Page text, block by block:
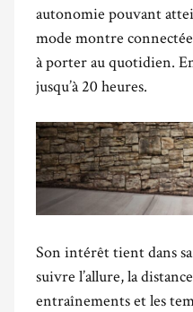
autonomie pouvant
mode montre
à porter au quotidien.
jusqu’à 20 heures.
Son intérêt tient dans
suivre l’allure, la
entraînements et les